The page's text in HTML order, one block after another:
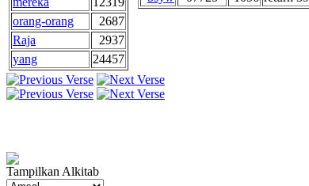
orang-orang
2687
Raja
2937
yang
24457
Tampilkan Alkitab